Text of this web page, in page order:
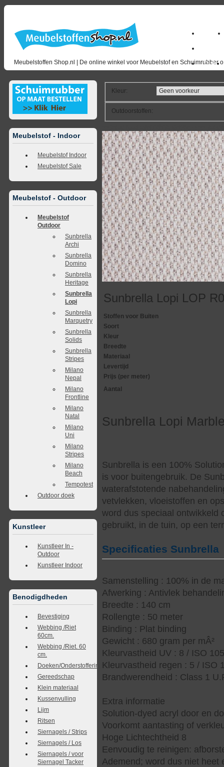
Meubelstoffen Shop.nl | De online winkel voor Meubelstof en Schuimrubber
Home
Outlet
Meubelstof - Indoor
Meubelstof Indoor
Meubelstof Sale
Meubelstof - Outdoor
Meubelstof
Outdoor
Sunbrella
Archi
Sunbrella
Domino
Sunbrella
Heritage
Sunbrella
Lopi
Sunbrella
Marquetry
Sunbrella
Solids
Sunbrella
Stripes
Milano
Nepal
Milano
Frontline
Milano
Natal
Milano
Uni
Milano
Stripes
Milano
Beach
Tempotest
Outdoor doek
Kunstleer
Kunstleer In -
Outdoor
Kunstleer Indoor
Benodigdheden
Bevestiging
Webbing /Riet
60cm.
Webbing /Riet. 60
cm.
Doeken/Onderstoffering
Gereedschap
Klein materiaal
Kussenvulling
Lijm
Ritsen
Siernagels / Strips
Siernagels / Los
Siernagels / voor
Siernagel Tacker
Kleur:
Outdoorstoffen:
Sunbrella Lopi LOP
Stoffen voor Buiten
Soort
Kleur
Breedte
Materiaal
Levertijd
Prijs (per meter)
Aantal
Sunbrella Lopi
Sunbrella is een 100%
is voor buitengebruik. De
waterafstotende
vetvlekken, vloeistoffen en
word dus speciaal ontwikkeld
gebruikt, in de tuin, op een
Specificaties Sunbrella
Samenstelling : 100% in de
Afwerking : Antivlek
Breedte : 140 cm
Rollengte : 50 meter
Binding : Plat binding
Gewicht : 680 gram per mÂ²
Kleurvastheid UV : 8 / ISO
Kleurvastheid regen : 5 / ISO
Brandwerendheid : Class 1
Extra informatie
Solution-dyed acryl door en
Voorkomt aantasting of
Hoge Lichtechtheid 8
Eenvoudig te reinigen:
Ademend; word dus niet heet